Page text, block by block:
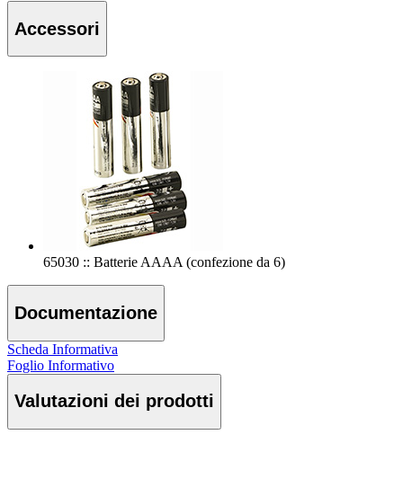
Accessori
65030 :: Batterie AAAA (confezione da 6)
Documentazione
Scheda Informativa
Foglio Informativo
Valutazioni dei prodotti